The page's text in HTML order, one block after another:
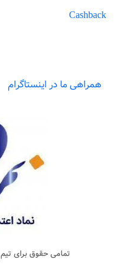
Cashback
همراهی ما در اینستاگرام
تمامی حقوق برای تیم